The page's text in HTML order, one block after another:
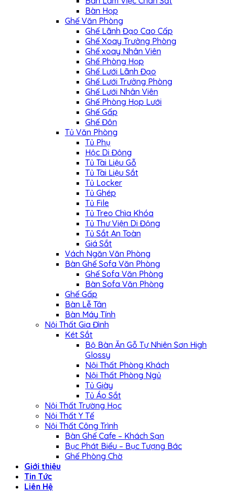
Bàn Họp
Ghế Văn Phòng
Ghế Lãnh Đạo Cao Cấp
Ghế Xoay Trưởng Phòng
Ghế xoay Nhân Viên
Ghế Phòng Họp
Ghế Lưới Lãnh Đạo
Ghế Lưới Trưởng Phòng
Ghế Lưới Nhân Viên
Ghế Phòng Họp Lưới
Ghế Gấp
Ghế Đôn
Tủ Văn Phòng
Tủ Phụ
Hộc Di Động
Tủ Tài Liệu Gỗ
Tủ Tài Liệu Sắt
Tủ Locker
Tủ Ghép
Tủ File
Tủ Treo Chìa Khóa
Tủ Thư Viện Di Động
Tủ Sắt An Toàn
Giá Sắt
Vách Ngăn Văn Phòng
Bàn Ghế Sofa Văn Phòng
Ghế Sofa Văn Phòng
Bàn Sofa Văn Phòng
Ghế Gấp
Bàn Lễ Tân
Bàn Máy Tính
Nội Thất Gia Đình
Két Sắt
Bộ Bàn Ăn Gỗ Tự Nhiên Sơn High
Glossy
Nội Thất Phòng Khách
Nội Thất Phòng Ngủ
Tủ Giày
Tủ Áo Sắt
Nội Thất Trường Học
Nội Thất Y Tế
Nội Thất Công Trình
Bàn Ghế Cafe – Khách Sạn
Bục Phát Biểu – Bục Tượng Bác
Ghế Phòng Chờ
Giới thiệu
Tin Tức
Liên Hệ